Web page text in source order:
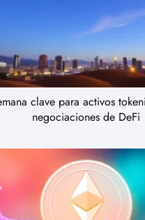
clave para activos
negociaciones de DeFi